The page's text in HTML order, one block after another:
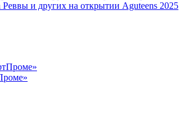
и других на открытии Aguteens 2025